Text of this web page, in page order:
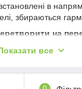
в
збираються
на
двері можуть
все